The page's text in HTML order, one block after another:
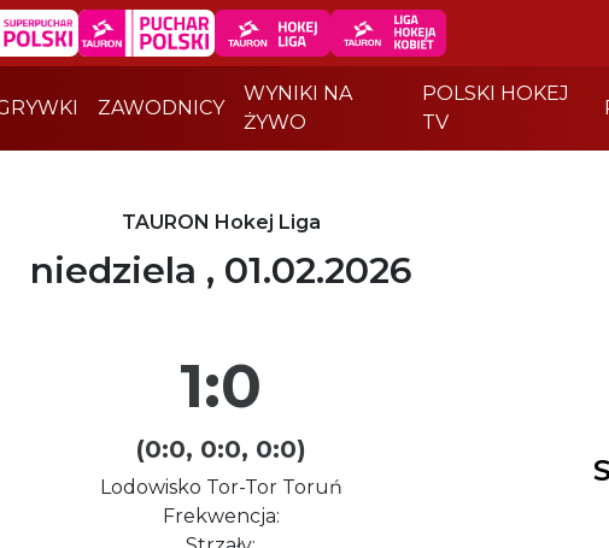
ZAWODNICY
WYNIKI NA
ŻYWO
POLSKI HOKEJ
TV
TAURON Hokej Liga
niedziela , 01.02.2026
1:0
(0:0, 0:0, 0:0)
Lodowisko Tor-Tor Toruń
Frekwencja: